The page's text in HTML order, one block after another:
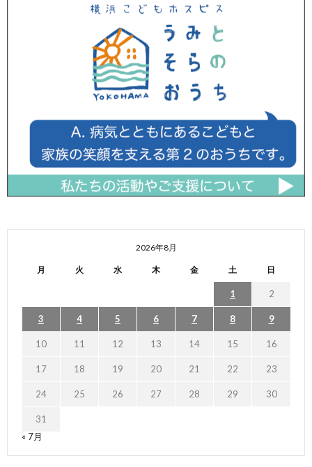
2026年8月
月 火 水 木 金 土 日
1 2
3 4 5 6 7 8 9
10 11 12 13 14 15 16
17 18 19 20 21 22 23
24 25 26 27 28 29 30
31
« 7月